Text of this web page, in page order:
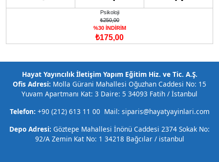
Psikoloji
₺250,00
%30 İNDİRİM
₺175,00
Hayat Yayıncılık İletişim Yapım Eğitim Hiz. ve Tic. A.Ş.
Ofis Adresi: Molla Gürani Mahallesi Oğuzhan Caddesi No: 15
Yuvam Apartmanı Kat: 3 Daire: 5 34093 Fatih / İstanbul
Telefon: +90 (212) 613 11 00 Mail: siparis@hayatyayinlari.com
Depo Adresi: Göztepe Mahallesi İnönü Caddesi 2374 Sokak No:
92/A Zemin Kat No: 1 34218 Bağcılar / istanbul